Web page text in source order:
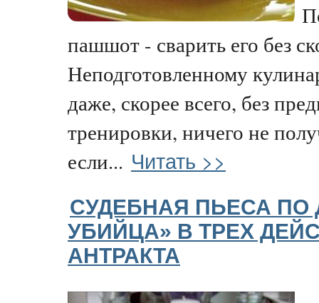
пашшот - сварить его без
Неподготовленному
даже, скорее всего, без
тренировки, ничего не
если... Читать >>
СУДЕБНАЯ ПЬЕСА ПО
УБИЙЦА» В ТРЕХ
АНТРАКТА